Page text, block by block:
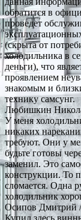
обратится в
проведет
(скрыта от
холодильника в
деньги), что
проявлением
знакомым и
технику самсунг.
Любишкин
У меня
никаких
требуют. Они у
будьте готовы
заменил. Это
конструкции. То
сломается. Одна
холодильник
Осипов Дмитрий/
Купил здесь